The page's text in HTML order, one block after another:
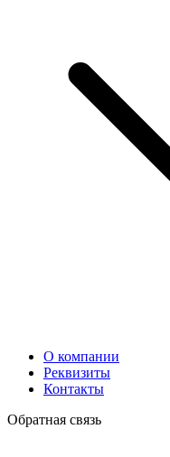
О компании
Реквизиты
Контакты
Обратная связь